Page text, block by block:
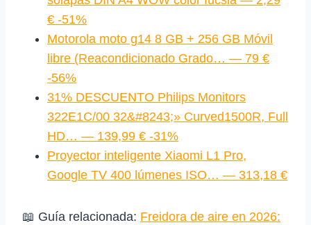
€ -51%
Motorola moto g14 8 GB + 256 GB Móvil
libre (Reacondicionado Grado… — 79 €
-56%
31% DESCUENTO Philips Monitors
322E1C/00 32&#8243;» Curved1500R, Full
HD… — 139,99 € -31%
Proyector inteligente Xiaomi L1 Pro,
Google TV 400 lúmenes ISO… — 313,18 €
📖 Guía relacionada: Freidora de aire en 2026: